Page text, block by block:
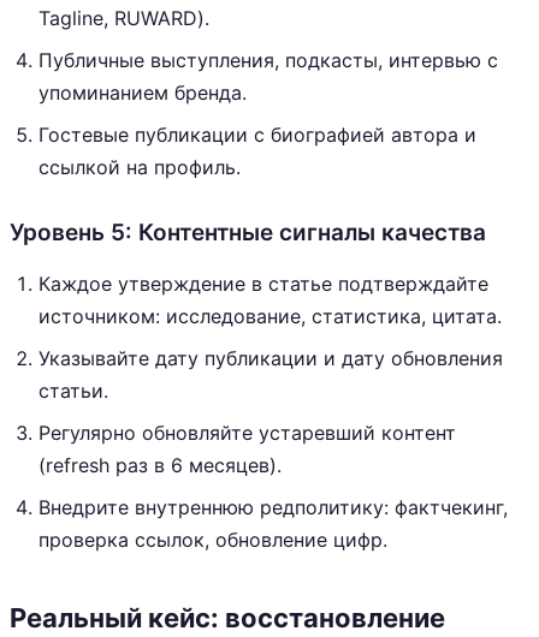
Tagline, RUWARD).
Публичные выступления, подкасты, интервью с
упоминанием бренда.
Гостевые публикации с биографией автора и
ссылкой на профиль.
Уровень 5: Контентные сигналы качества
Каждое утверждение в статье подтверждайте
источником: исследование, статистика, цитата.
Указывайте дату публикации и дату обновления
статьи.
Регулярно обновляйте устаревший контент
(refresh раз в 6 месяцев).
Внедрите внутреннюю редполитику: фактчекинг,
проверка ссылок, обновление цифр.
Реальный кейс: восстановление